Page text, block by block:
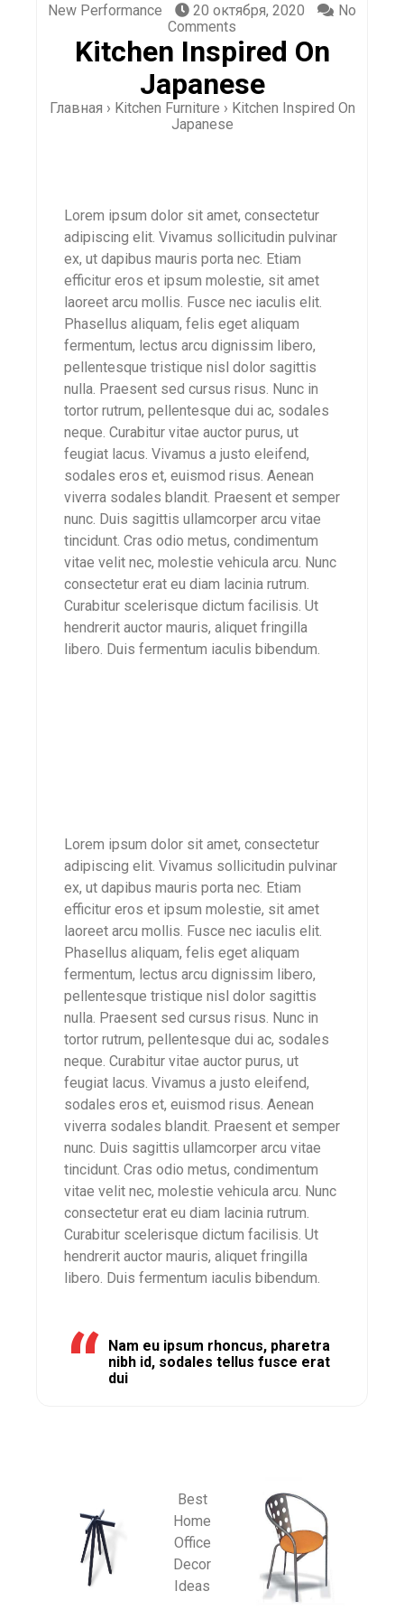
New Performance 20 октября, 2020
No
Comments
Kitchen Inspired On
Japanese
Главная › Kitchen Furniture › Kitchen Inspired On
Japanese
Lorem ipsum dolor sit amet, consectetur
adipiscing elit. Vivamus sollicitudin pulvinar
ex, ut dapibus mauris porta nec. Etiam
efficitur eros et ipsum molestie, sit amet
laoreet arcu mollis. Fusce nec iaculis elit.
Phasellus aliquam, felis eget aliquam
fermentum, lectus arcu dignissim libero,
pellentesque tristique nisl dolor sagittis
nulla. Praesent sed cursus risus. Nunc in
tortor rutrum, pellentesque dui ac, sodales
neque. Curabitur vitae auctor purus, ut
feugiat lacus. Vivamus a justo eleifend,
sodales eros et, euismod risus. Aenean
viverra sodales blandit. Praesent et semper
nunc. Duis sagittis ullamcorper arcu vitae
tincidunt. Cras odio metus, condimentum
vitae velit nec, molestie vehicula arcu. Nunc
consectetur erat eu diam lacinia rutrum.
Curabitur scelerisque dictum facilisis. Ut
hendrerit auctor mauris, aliquet fringilla
libero. Duis fermentum iaculis bibendum.
Lorem ipsum dolor sit amet, consectetur
adipiscing elit. Vivamus sollicitudin pulvinar
ex, ut dapibus mauris porta nec. Etiam
efficitur eros et ipsum molestie, sit amet
laoreet arcu mollis. Fusce nec iaculis elit.
Phasellus aliquam, felis eget aliquam
fermentum, lectus arcu dignissim libero,
pellentesque tristique nisl dolor sagittis
nulla. Praesent sed cursus risus. Nunc in
tortor rutrum, pellentesque dui ac, sodales
neque. Curabitur vitae auctor purus, ut
feugiat lacus. Vivamus a justo eleifend,
sodales eros et, euismod risus. Aenean
viverra sodales blandit. Praesent et semper
nunc. Duis sagittis ullamcorper arcu vitae
tincidunt. Cras odio metus, condimentum
vitae velit nec, molestie vehicula arcu. Nunc
consectetur erat eu diam lacinia rutrum.
Curabitur scelerisque dictum facilisis. Ut
hendrerit auctor mauris, aliquet fringilla
libero. Duis fermentum iaculis bibendum.
Nam eu ipsum rhoncus, pharetra
nibh id, sodales tellus fusce erat
dui
Best
Home
Office
Decor
Ideas